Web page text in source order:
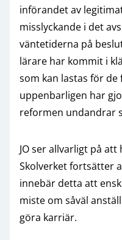
införandet av
misslyckande i det
väntetiderna på
lärare har kommit i
som kan lastas för
uppenbarligen har
reformen undandrar
JO ser allvarligt på
Skolverket fortsätter
innebär detta att
miste om såväl
göra karriär.